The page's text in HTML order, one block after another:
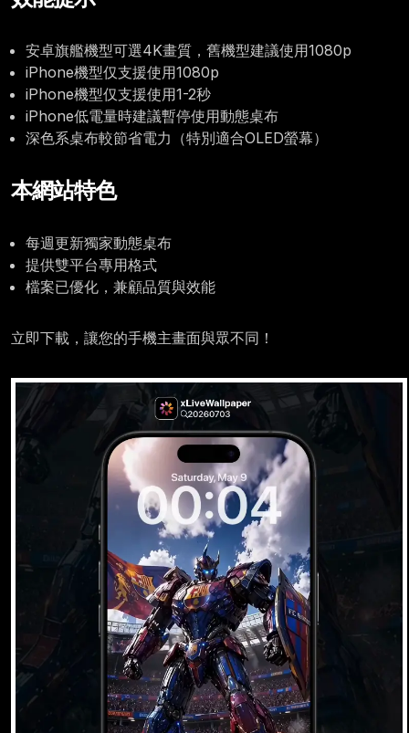
安卓旗艦機型可選4K畫質，舊機型建議使用1080p
iPhone機型仅支援使用1080p
iPhone機型仅支援使用1-2秒
iPhone低電量時建議暫停使用動態桌布
深色系桌布較節省電力（特別適合OLED螢幕）
本網站特色
每週更新獨家動態桌布
提供雙平台專用格式
檔案已優化，兼顧品質與效能
立即下載，讓您的手機主畫面與眾不同！